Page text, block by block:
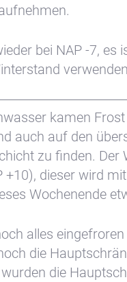
000
bei NAP -7, es
kamen
auch auf den
zu finden. Der
+10), dieser wird
Wochenende
alles
die
die